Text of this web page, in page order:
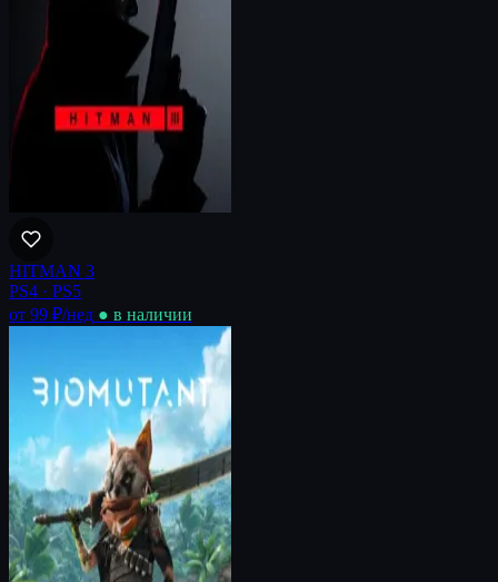
HITMAN 3
PS4 · PS5
от 99 ₽/нед ● в наличии